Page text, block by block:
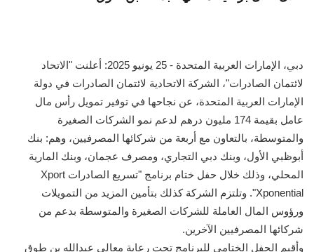
دبي، الإمارات العربية المتحدة - 25 يونيو 2025: أعلنت "الاتحاد
لائتمان الصادرات"، الشركة الاتحادية لائتمان الصادرات في دولة
الإمارات العربية المتحدة، عن نجاحها في توفير تمويل رأس مال
عامل بقيمة 174 مليون درهم لدعم نمو الشركات الصغيرة
والمتوسطة، بالتعاون مع أربعة من شركائها المصرفيين، وهم: بنك
أبوظبي الأول، وبنك دبي التجاري، ومصرف عجمان، وبنك المارية
المحلي، وذلك خلال حفل ختام برنامج "تسريع الصادرات Xport
Xponential". وتلتزم الشركة كذلك بتأمين المزيد من التمويلات
ورؤوس المال العاملة للشركات الصغيرة والمتوسطة بدعم من
شركائها المصرفيين الآخرين.
وأقيم الحفل الختامي للبرنامج تحت رعاية معالي عبدالله بن طوق